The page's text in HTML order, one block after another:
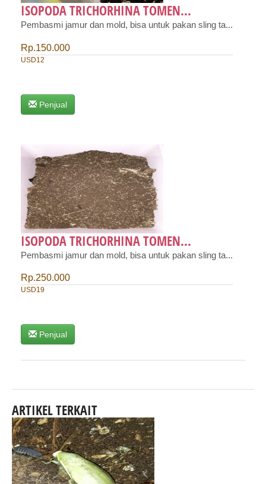
ISOPODA TRICHORHINA TOMEN...
Pembasmi jamur dan mold, bisa untuk pakan sling ta...
Rp.150.000
USD12
Penjual
ISOPODA TRICHORHINA TOMEN...
Pembasmi jamur dan mold, bisa untuk pakan sling ta...
Rp.250.000
USD19
Penjual
ARTIKEL TERKAIT